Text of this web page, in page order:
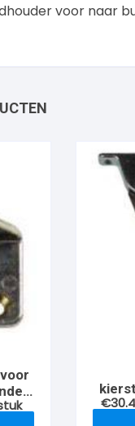
voor naar
€